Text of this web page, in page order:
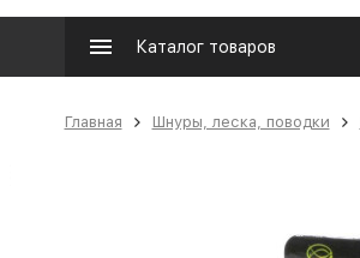
Каталог товаров
Главная Шнуры, леска, поводки